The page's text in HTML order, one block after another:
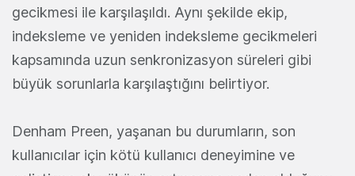
gecikmesi ile karşılaşıldı. Aynı şekilde ekip,
indeksleme ve yeniden indeksleme gecikmeleri
kapsamında uzun senkronizasyon süreleri gibi
büyük sorunlarla karşılaştığını belirtiyor.
Denham Preen, yaşanan bu durumların, son
kullanıcılar için kötü kullanıcı deneyimine ve